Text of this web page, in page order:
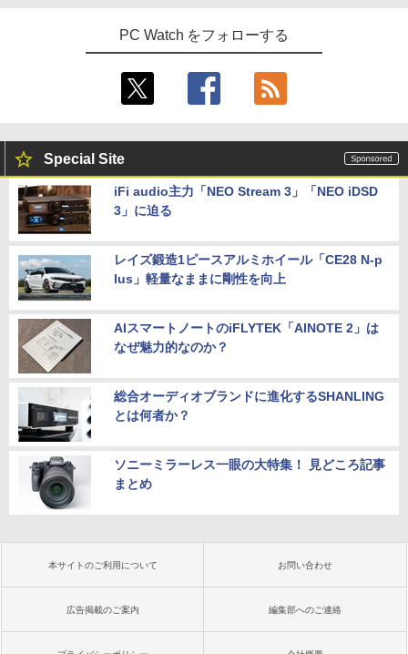
PC Watch をフォローする
Special Site
iFi audio主力「NEO Stream 3」「NEO iDSD
3」に迫る
レイズ鍛造1ピースアルミホイール「CE28 N-p
lus」軽量なままに剛性を向上
AIスマートノートのiFLYTEK「AINOTE 2」は
なぜ魅力的なのか？
総合オーディオブランドに進化するSHANLING
とは何者か？
ソニーミラーレス一眼の大特集！ 見どころ記事
まとめ
本サイトのご利用について お問い合わせ
広告掲載のご案内 編集部へのご連絡